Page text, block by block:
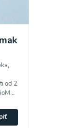
od 2